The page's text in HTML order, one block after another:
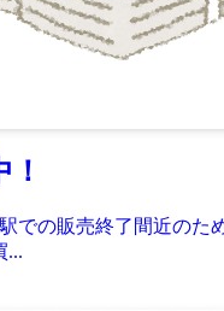
での販売終了間近の
...